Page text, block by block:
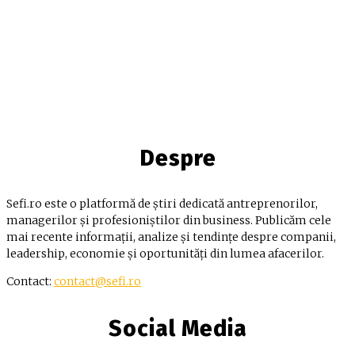
Despre
Sefi.ro este o platformă de știri dedicată antreprenorilor,
managerilor și profesioniștilor din business. Publicăm cele
mai recente informații, analize și tendințe despre companii,
leadership, economie și oportunități din lumea afacerilor.
Contact: contact@sefi.ro
Social Media